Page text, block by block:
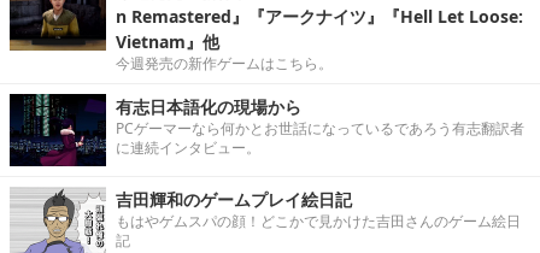
n Remastered』『アークナイツ』『Hell Let Loose:
Vietnam』他
今週発売の新作ゲームはこちら。
有志日本語化の現場から
PCゲーマーなら何かとお世話になっているであろう有志翻訳者
に連続インタビュー。
吉田輝和のゲームプレイ絵日記
もはやゲムスパの顔！どこかで見かけた吉田さんのゲーム絵日
記